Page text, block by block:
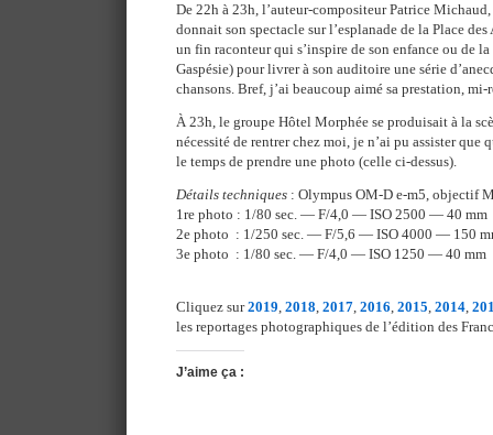
De 22h à 23h, l’auteur-compositeur Patrice
donnait son spectacle sur l’esplanade de la Place
un fin raconteur qui s’inspire de son enfance ou de
Gaspésie) pour livrer à son auditoire une série
chansons. Bref, j’ai beaucoup aimé sa prestation,
À 23h, le groupe Hôtel Morphée se produisait à la
nécessité de rentrer chez moi, je n’ai pu assister que
le temps de prendre une photo (celle ci-dessus).
Détails techniques : Olympus OM-D e-m5, objectif
1re photo : 1/80 sec. — F/4,0 — ISO 2500 — 40 mm
2e photo : 1/250 sec. — F/5,6 — ISO 4000 — 150
3e photo : 1/80 sec. — F/4,0 — ISO 1250 — 40 mm
Cliquez sur2019, 2018, 2017, 2016, 2015, 2014,
les reportages photographiques de l’édition des
J’aime ça :